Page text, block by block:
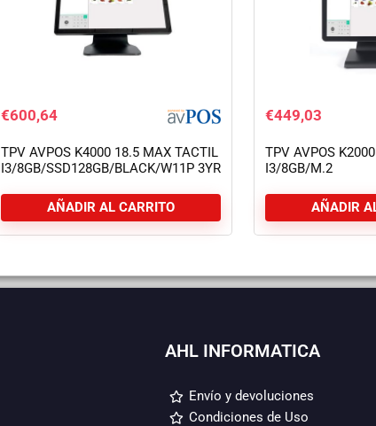
€600,64
TPV AVPOS K4000 18.5 MAX TACTIL
I3/8GB/SSD128GB/BLACK/W11P 3YR
AÑADIR AL CARRITO
€449,03
TPV AVPOS
I3/8GB/M.2
3YR GARAÑADIR
AHL INFORMATICA
Envío y devoluciones
Condiciones de Uso